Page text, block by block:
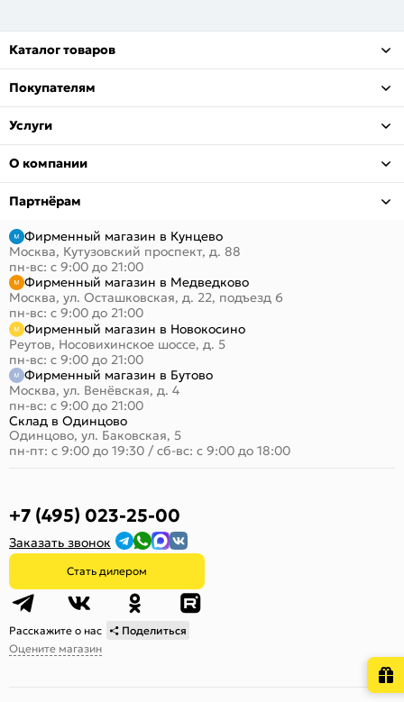
Каталог товаров
Покупателям
Услуги
О компании
Партнёрам
Фирменный магазин в Кунцево
Москва, Кутузовский проспект, д. 88
пн-вс: с 9:00 до 21:00
Фирменный магазин в Медведково
Москва, ул. Осташковская, д. 22, подъезд 6
пн-вс: с 9:00 до 21:00
Фирменный магазин в Новокосино
Реутов, Носовихинское шоссе, д. 5
пн-вс: с 9:00 до 21:00
Фирменный магазин в Бутово
Москва, ул. Венёвская, д. 4
пн-вс: с 9:00 до 21:00
Склад в Одинцово
Одинцово, ул. Баковская, 5
пн-пт: с 9:00 до 19:30 / сб-вс: с 9:00 до 18:00
+7 (495) 023-25-00
Заказать звонок
Стать дилером
Расскажите о нас
Поделиться
Оцените магазин